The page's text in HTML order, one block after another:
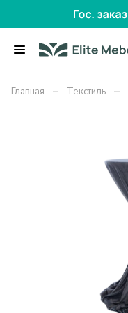
Главная – Текстиль –